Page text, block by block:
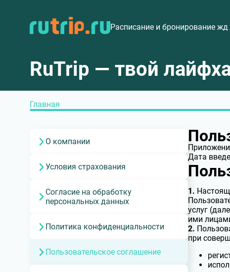
Расписание и бронирование жд
RuTrip — твой
Главная
О компании
Условия страхования
Согласие на обработку
персональных данных
Политика конфиденциальности
Пользовательское соглашение
Дата
1.
услуг
ими
2.
при